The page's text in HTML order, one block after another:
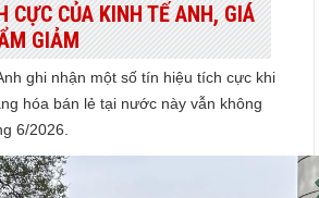
CỰC CỦA KINH TẾ ANH, GIÁ
GIẢM
ghi nhận một số tín hiệu tích cực khi
hóa bán lẻ tại nước này vẫn không
6/2026.